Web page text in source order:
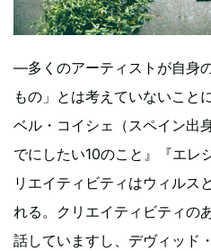
―多くのアーティストが自身
もの」とは考えていないこと
ベル・コイシェ（スペイン出
でにしたい10のこと』『エレ
リエイティビティはウィルス
れる。クリエイティビティの
話していますし、デヴィッド